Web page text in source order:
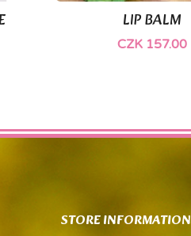
LIP BALM
CZK 157.00
Quick view
STORE INFORMATION